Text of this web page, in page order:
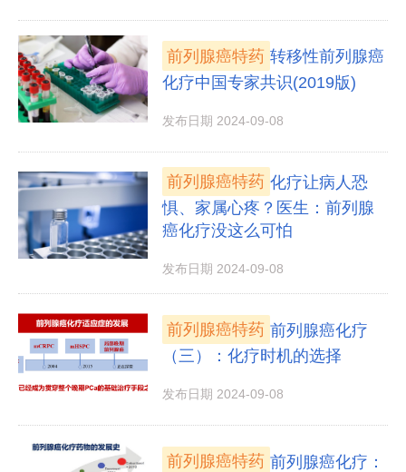
前列腺癌特药 转移性前列腺癌
化疗中国专家共识(2019版)
发布日期 2024-09-08
前列腺癌特药 化疗让病人恐
惧、家属心疼？医生：前列腺
癌化疗没这么可怕
发布日期 2024-09-08
前列腺癌特药 前列腺癌化疗
（三）：化疗时机的选择
发布日期 2024-09-08
前列腺癌特药 前列腺癌化疗：